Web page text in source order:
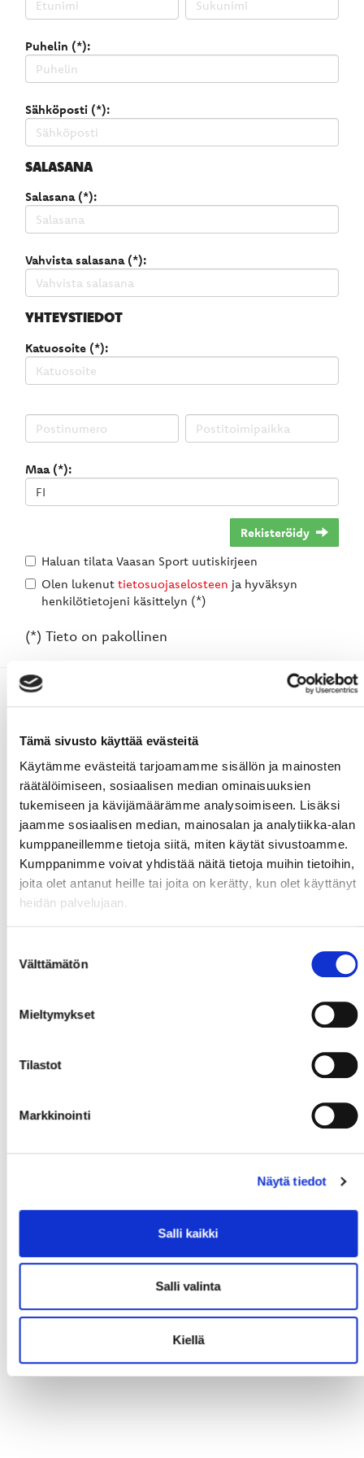
Tämä sivusto käyttää evästeitä
Käytämme evästeitä tarjoamamme sisällön ja mainosten
räätälöimiseen, sosiaalisen median ominaisuuksien
tukemiseen ja kävijämäärämme analysoimiseen. Lisäksi
jaamme sosiaalisen median, mainosalan ja analytiikka-alan
kumppaneillemme tietoja siitä, miten käytät sivustoamme.
Kumppanimme voivat yhdistää näitä tietoja muihin tietoihin,
joita olet antanut heille tai joita on kerätty, kun olet käyttänyt
heidän palvelujaan.
valinta
Välttämätön
Mieltymykset
Tilastot
Markkinointi
Näytä tiedot
Salli kaikki
Salli valinta
Kiellä
Puhelin (*):
Sähköposti (*):
SALASANA
Salasana (*):
Vahvista salasana (*):
YHTEYSTIEDOT
Katuosoite (*):
Maa (*):
Rekisteröidy
Haluan tilata Vaasan Sport uutiskirjeen
Olen lukenut tietosuojaselosteen ja hyväksyn
henkilötietojeni käsittelyn (*)
(*) Tieto on pakollinen